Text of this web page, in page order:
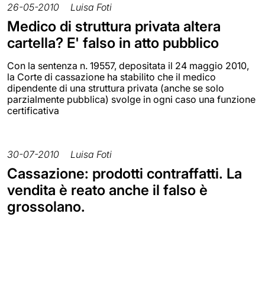
26-05-2010 Luisa Foti
Medico di struttura privata altera
cartella? E' falso in atto pubblico
Con la sentenza n. 19557, depositata il 24 maggio 2010,
la Corte di cassazione ha stabilito che il medico
dipendente di una struttura privata (anche se solo
parzialmente pubblica) svolge in ogni caso una funzione
certificativa
30-07-2010 Luisa Foti
Cassazione: prodotti contraffatti. La
vendita è reato anche il falso è
grossolano.